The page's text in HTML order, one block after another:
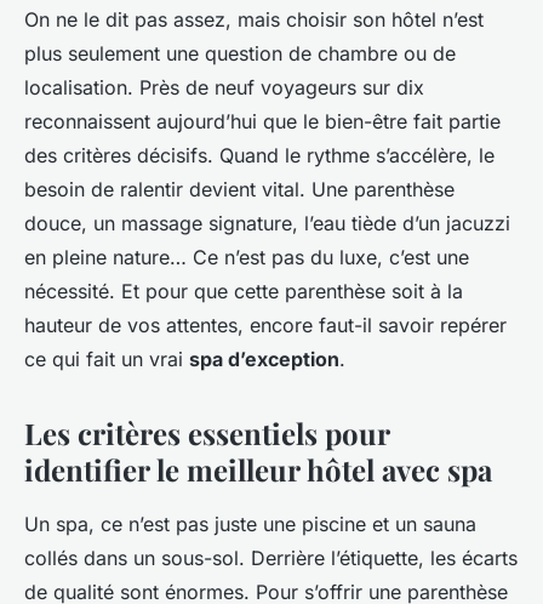
Où trouver le meilleur hôtel
avec spa pour votre séjour
détente ?
Éléanore•15/05/2026 10:51•9 min de lecture
On ne le dit pas assez, mais choisir son hôtel n’est
plus seulement une question de chambre ou de
localisation. Près de neuf voyageurs sur dix
reconnaissent aujourd’hui que le bien-être fait partie
des critères décisifs. Quand le rythme s’accélère, le
besoin de ralentir devient vital. Une parenthèse
douce, un massage signature, l’eau tiède d’un jacuzzi
en pleine nature… Ce n’est pas du luxe, c’est une
nécessité. Et pour que cette parenthèse soit à la
hauteur de vos attentes, encore faut-il savoir repérer
ce qui fait un vrai spa d’exception.
Les critères essentiels pour
identifier le meilleur hôtel avec spa
Un spa, ce n’est pas juste une piscine et un sauna
collés dans un sous-sol. Derrière l’étiquette, les écarts
de qualité sont énormes. Pour s’offrir une parenthèse